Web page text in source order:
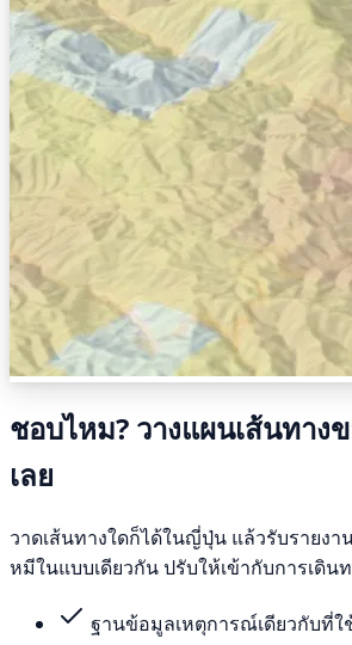
ชอบไหม? วางแผนเส้นทาง
เลย
วาดเส้นทางใดก็ได้ในญี่ปุ่น แล้วรับรายง
หมีในแบบเดียวกัน ปรับให้เข้ากับการเดิน
ฐานข้อมูลเหตุการณ์เดียวกับที่ใ